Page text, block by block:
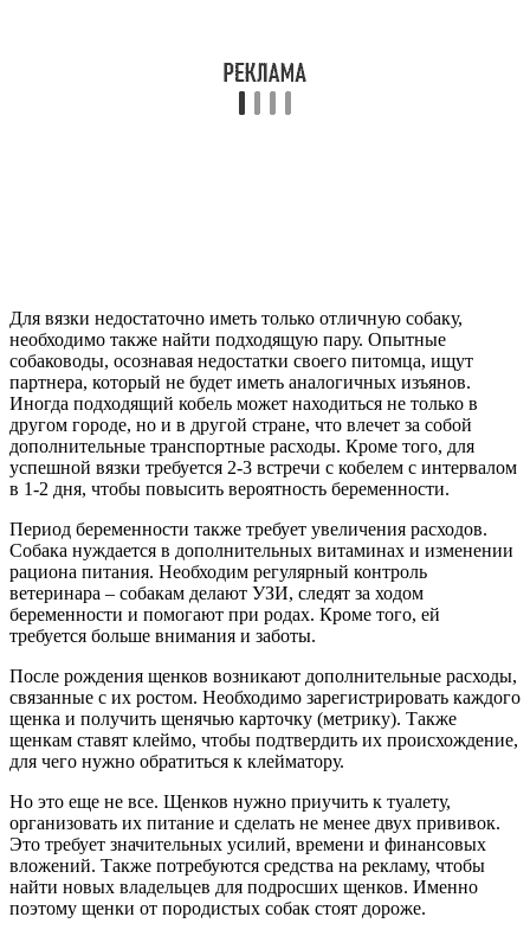
Для вязки недостаточно иметь только отличную собаку,
необходимо также найти подходящую пару. Опытные
собаководы, осознавая недостатки своего питомца, ищут
партнера, который не будет иметь аналогичных изъянов.
Иногда подходящий кобель может находиться не только в
другом городе, но и в другой стране, что влечет за собой
дополнительные транспортные расходы. Кроме того, для
успешной вязки требуется 2-3 встречи с кобелем с интервалом
в 1-2 дня, чтобы повысить вероятность беременности.
Период беременности также требует увеличения расходов.
Собака нуждается в дополнительных витаминах и изменении
рациона питания. Необходим регулярный контроль
ветеринара – собакам делают УЗИ, следят за ходом
беременности и помогают при родах. Кроме того, ей
требуется больше внимания и заботы.
После рождения щенков возникают дополнительные расходы,
связанные с их ростом. Необходимо зарегистрировать каждого
щенка и получить щенячью карточку (метрику). Также
щенкам ставят клеймо, чтобы подтвердить их происхождение,
для чего нужно обратиться к клейматору.
Но это еще не все. Щенков нужно приучить к туалету,
организовать их питание и сделать не менее двух прививок.
Это требует значительных усилий, времени и финансовых
вложений. Также потребуются средства на рекламу, чтобы
найти новых владельцев для подросших щенков. Именно
поэтому щенки от породистых собак стоят дороже.